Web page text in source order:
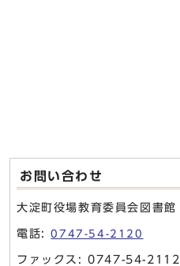
お問い合わせ
大淀町役場教育委員会図書館
電話:0747-54-2120
ファックス: 0747-54-2112